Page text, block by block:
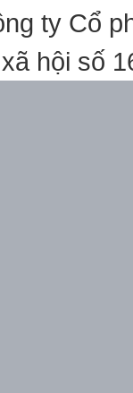
ty Cổ
hội số